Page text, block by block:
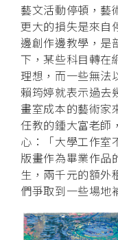
藝文活動停頓，藝
更大的損失是來自
邊創作邊教學，是
下，某些科目轉在
理想，而一些無法
賴筠婷就表示過去
畫室成本的藝術家
任教的鍾大富老師
心：「大學工作室
版畫作為畢業作品
生，兩千元的額外
們爭取到一些場地